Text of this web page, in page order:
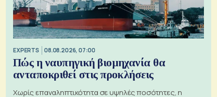
EXPERTS 08.08.2026, 07:00
Πώς η ναυπηγική βιομηχανία θα
ανταποκριθεί στις προκλήσεις
Χωρίς επαναληπτικότητα σε υψηλές ποσότητες, η